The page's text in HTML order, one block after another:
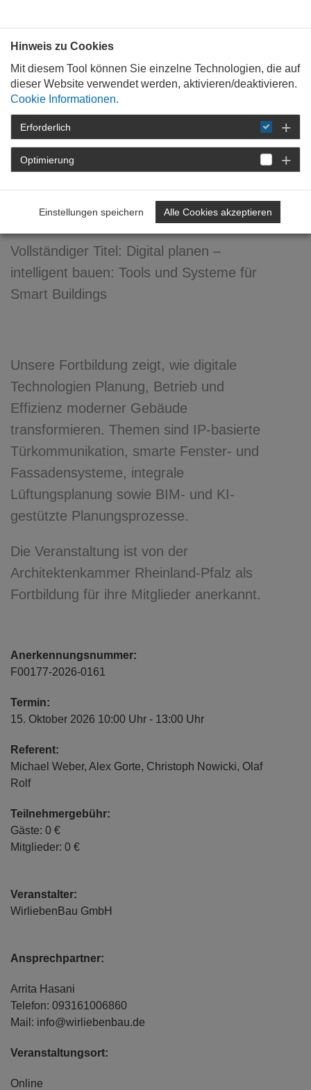
STARTSEITE
FORTBILDUNG
DETAIL
Digital planen – intelligent
bauen
Vollständiger Titel: Digital planen –
intelligent bauen: Tools und Systeme für
Smart Buildings
Unsere Fortbildung zeigt, wie digitale
Technologien Planung, Betrieb und
Effizienz moderner Gebäude
transformieren. Themen sind IP-basierte
Türkommunikation, smarte Fenster- und
Fassadensysteme, integrale
Lüftungsplanung sowie BIM- und KI-
gestützte Planungsprozesse.
Die Veranstaltung ist von der
Architektenkammer Rheinland-Pfalz als
Fortbildung für ihre Mitglieder anerkannt.
Anerkennungsnummer:
F00177-2026-0161
Termin:
15. Oktober 2026 10:00 Uhr - 13:00 Uhr
Referent:
Michael Weber, Alex Gorte, Christoph Nowicki, Olaf
Rolf
Teilnehmergebühr:
Gäste: 0 €
Mitglieder: 0 €
Veranstalter:
WirliebenBau GmbH
Ansprechpartner:
Arrita Hasani
Telefon: 093161006860
Mail: info@wirliebenbau.de
Veranstaltungsort:
Online
Hinweis zu Cookies
Mit diesem Tool können Sie einzelne Technologien, die auf
dieser Website verwendet werden, aktivieren/deaktivieren.
Cookie Informationen.
Erforderlich
Optimierung
Einstellungen speichern Alle Cookies akzeptieren